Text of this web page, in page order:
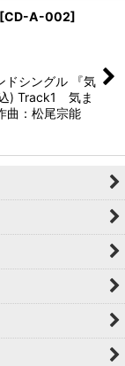
[CD-A-002]
シングル 『気
) Track1 気ま
曲：松尾宗能